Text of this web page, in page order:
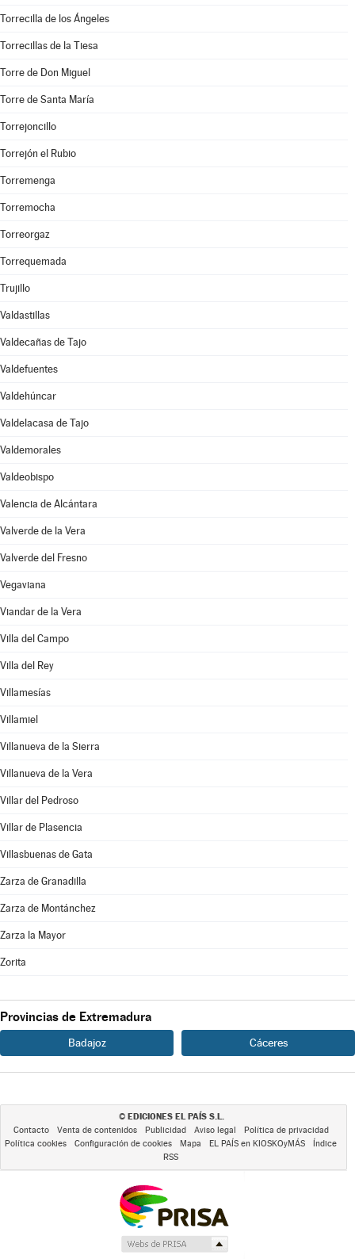
Torrecilla de los Ángeles
Torrecillas de la Tiesa
Torre de Don Miguel
Torre de Santa María
Torrejoncillo
Torrejón el Rubio
Torremenga
Torremocha
Torreorgaz
Torrequemada
Trujillo
Valdastillas
Valdecañas de Tajo
Valdefuentes
Valdehúncar
Valdelacasa de Tajo
Valdemorales
Valdeobispo
Valencia de Alcántara
Valverde de la Vera
Valverde del Fresno
Vegaviana
Viandar de la Vera
Villa del Campo
Villa del Rey
Villamesías
Villamiel
Villanueva de la Sierra
Villanueva de la Vera
Villar del Pedroso
Villar de Plasencia
Villasbuenas de Gata
Zarza de Granadilla
Zarza de Montánchez
Zarza la Mayor
Zorita
Provincias de Extremadura
Badajoz Cáceres
© EDICIONES EL PAÍS S.L.
Contacto Venta de contenidos Publicidad Aviso legal
Política de privacidad
Política cookies
Configuración de cookies Mapa EL PAÍS en KIOSKOyMÁS
Índice
RSS